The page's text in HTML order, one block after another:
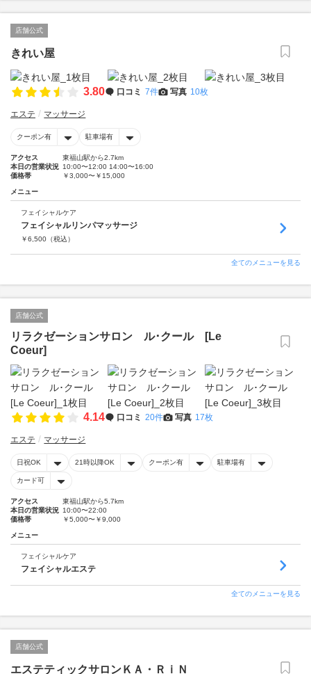
店舗公式
きれい屋
3.80 口コミ 7件 写真 10枚
エステ マッサージ
クーポン有 駐車場有
アクセス
東福山駅から2.7km
本日の営業状況 10:00〜12:00 14:00〜16:00
価格帯
￥3,000〜￥15,000
メニュー
フェイシャルケア
フェイシャルリンパマッサージ
￥6,500 （税込）
全てのメニューを見る
店舗公式
リラクゼーションサロン ル･クール [Le
Coeur]
4.14 口コミ 20件 写真 17枚
エステ マッサージ
日祝OK 21時以降OK クーポン有 駐車場有
カード可
アクセス
東福山駅から5.7km
本日の営業状況 10:00〜22:00
価格帯
￥5,000〜￥9,000
メニュー
フェイシャルケア
フェイシャルエステ
全てのメニューを見る
店舗公式
エステティックサロンＫＡ・ＲｉＮ